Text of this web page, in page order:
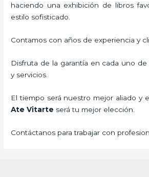
haciendo una exhibición de libros
estilo sofisticado.
Contamos con años de experiencia y
Disfruta de la garantía en cada uno
y servicios.
El tiempo será nuestro mejor aliado y
Ate Vitarte será tu mejor elección.
Contáctanos para trabajar con